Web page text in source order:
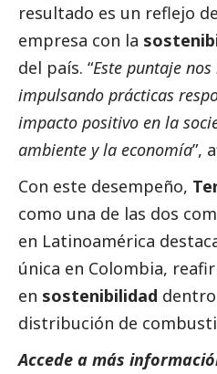
resultado es un reflejo
empresa con la
del país. “Este puntaje
impulsando prácticas
impacto positivo en la
ambiente y la economía”,
Con este desempeño,
como una de las dos
en Latinoamérica
única en Colombia,
en sostenibilidad
distribución de
Accede a más